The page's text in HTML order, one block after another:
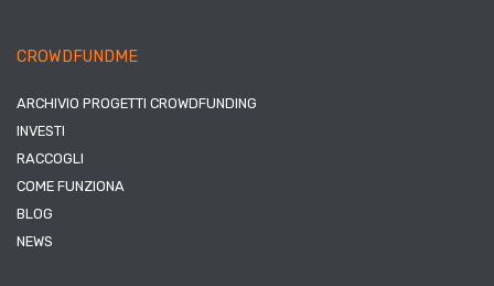
CROWDFUNDME
ARCHIVIO PROGETTI CROWDFUNDING
INVESTI
RACCOGLI
COME FUNZIONA
BLOG
NEWS